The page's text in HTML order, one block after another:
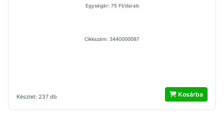
Készlet: 237 db
Egységár: 75 Ft/darab
Cikkszám: 3440000087
Kosárba